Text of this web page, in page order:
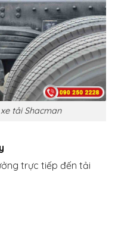
tải Shacman
trực tiếp đến tải